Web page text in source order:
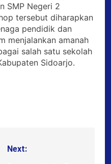
SMP Negeri 2
tersebut diharapkan
pendidik dan
menjalankan amanah
salah satu sekolah
Sidoarjo.
Next: